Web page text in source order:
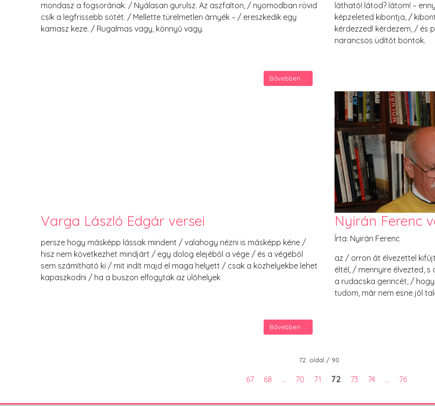
mondasz a fogsorának. / Nyálasan gurulsz. Az aszfalton, / nyomodban rövid
csík a legfrissebb sötét. / Mellette türelmetlen árnyék – / ereszkedik egy
kamasz keze. / Rugalmas vagy, könnyű vagy.
Bővebben ...
látható! látod? látom! –
képzeleted kibontja, /
kérdezzed! kérdezem, / és
narancsos üdítőt bontok.
Varga László Edgár versei
persze hogy másképp lássak mindent / valahogy nézni is másképp kéne /
hisz nem következhet mindjárt / egy dolog elejéből a vége / és a végéből
sem számítható ki / mit indít majd el maga helyett / csak a közhelyekbe lehet
kapaszkodni / ha a buszon elfogytak az ülőhelyek
Bővebben ...
Nyirán Ferenc
Írta: Nyirán Ferenc
az / orron át élvezettel
éltél, / mennyire élvezted,
a rudacska gerincét, /
tudom, már nem esne jól
72. oldal / 90
67 68 ... 70 71 72 73 74 ... 76